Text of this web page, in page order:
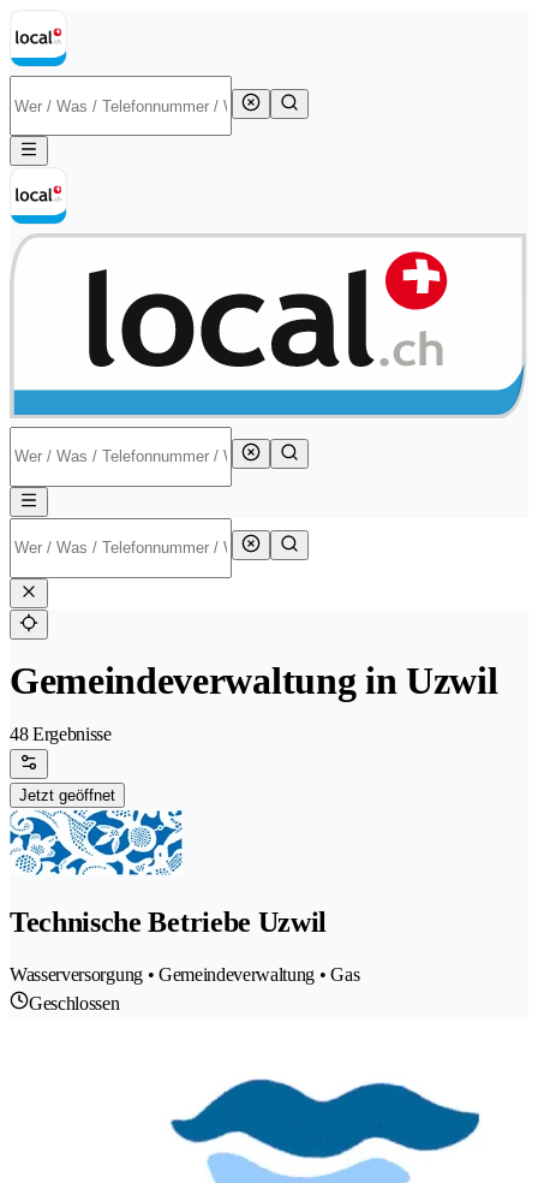
Gemeindeverwaltung in Uzwil
48 Ergebnisse
Jetzt geöffnet
Technische Betriebe Uzwil
Wasserversorgung • Gemeindeverwaltung • Gas
Geschlossen